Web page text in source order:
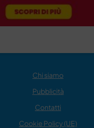
Chi siamo
Pubblicità
Contatti
Cookie Policy (UE)